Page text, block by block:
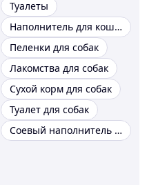
Туалеты
Наполнитель для кошачьего туалета
Пеленки для собак
Лакомства для собак
Сухой корм для собак
Туалет для собак
Соевый наполнитель для кошек